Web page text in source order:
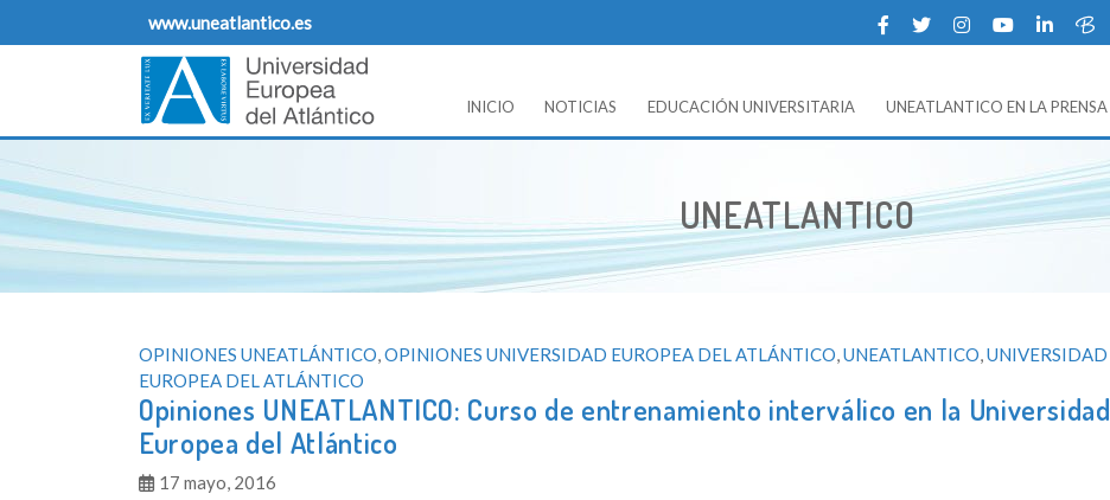
www.uneatlantico.es
Opiniones Universidad Europea del Atlantico
Blog de opiniones, noticias y comentarios sobre UNEATLANTICO (Universidad Europea del Atlántico).
INICIO NOTICIAS EDUCACIÓN UNIVERSITARIA UNEATLANTICO EN LA PRENSA
UNEATLANTICO
OPINIONES UNEATLÁNTICO,OPINIONES UNIVERSIDAD EUROPEA DEL ATLÁNTICO,UNEATLANTICO,UNIVERSIDAD
EUROPEA DEL ATLÁNTICO
Opiniones UNEATLANTICO: Curso de entrenamiento interválico en la Universidad
Europea del Atlántico
17 mayo, 2016